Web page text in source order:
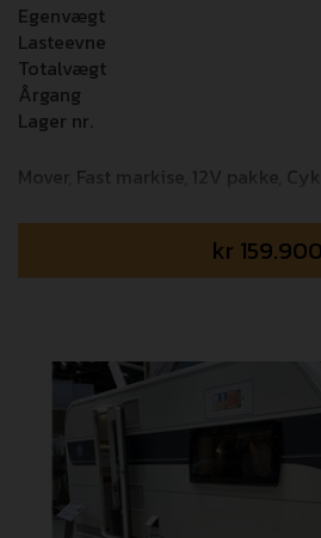
Egenvægt
Lasteevne
Totalvægt
Årgang
Lager nr.
Mover, Fast markise, 12V pakke,
kr 159.900